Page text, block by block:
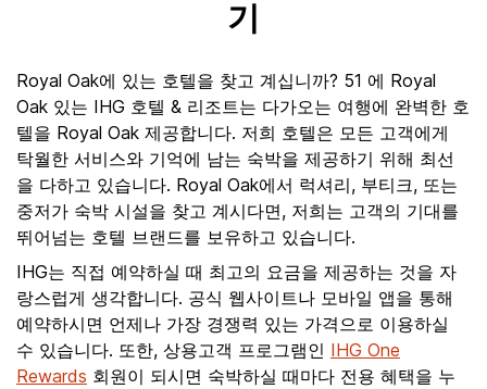
기
Royal Oak에 있는 호텔을 찾고 계십니까? 51 에 Royal
Oak 있는 IHG 호텔 & 리조트는 다가오는 여행에 완벽한 호
텔을 Royal Oak 제공합니다. 저희 호텔은 모든 고객에게
탁월한 서비스와 기억에 남는 숙박을 제공하기 위해 최선
을 다하고 있습니다. Royal Oak에서 럭셔리, 부티크, 또는
중저가 숙박 시설을 찾고 계시다면, 저희는 고객의 기대를
뛰어넘는 호텔 브랜드를 보유하고 있습니다.
IHG는 직접 예약하실 때 최고의 요금을 제공하는 것을 자
랑스럽게 생각합니다. 공식 웹사이트나 모바일 앱을 통해
예약하시면 언제나 가장 경쟁력 있는 가격으로 이용하실
수 있습니다. 또한, 상용고객 프로그램인 IHG One
Rewards 회원이 되시면 숙박하실 때마다 전용 혜택을 누